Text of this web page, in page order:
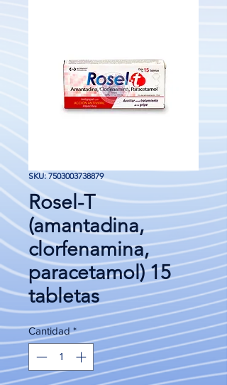
SKU: 7503003738879
Rosel-T
(amantadina,
clorfenamina,
paracetamol) 15
tabletas
Cantidad *